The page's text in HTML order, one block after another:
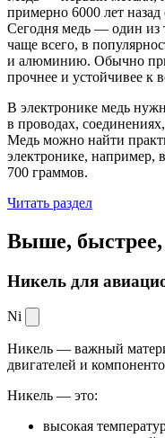
примерно 6000 лет
Сегодня медь — один из
чаще всего, в
и алюминию. Обычно
прочнее и устойчивее к
В электронике медь
в проводах,
Медь можно найти
электронике, например,
700 граммов.
Читать раздел
Выше, быстрее,
Никель для
Ni
Никель — важный
двигателей и
Никель — это:
высокая